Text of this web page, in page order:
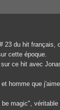
23 du hit
cette époque.
ce hit avec
homme que
magic",